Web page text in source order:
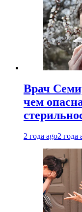
Врач
чем
2 года ago2 года